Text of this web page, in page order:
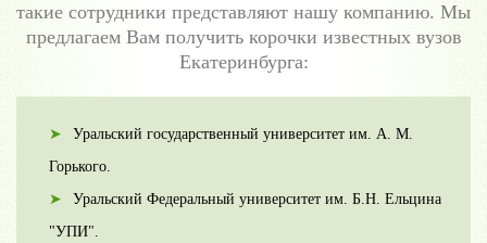
такие сотрудники представляют нашу компанию. Мы
предлагаем Вам получить корочки известных вузов
Екатеринбурга:
Уральский государственный университет им. А. М.
Горького.
Уральский Федеральный университет им. Б.Н. Ельцина
"УПИ".